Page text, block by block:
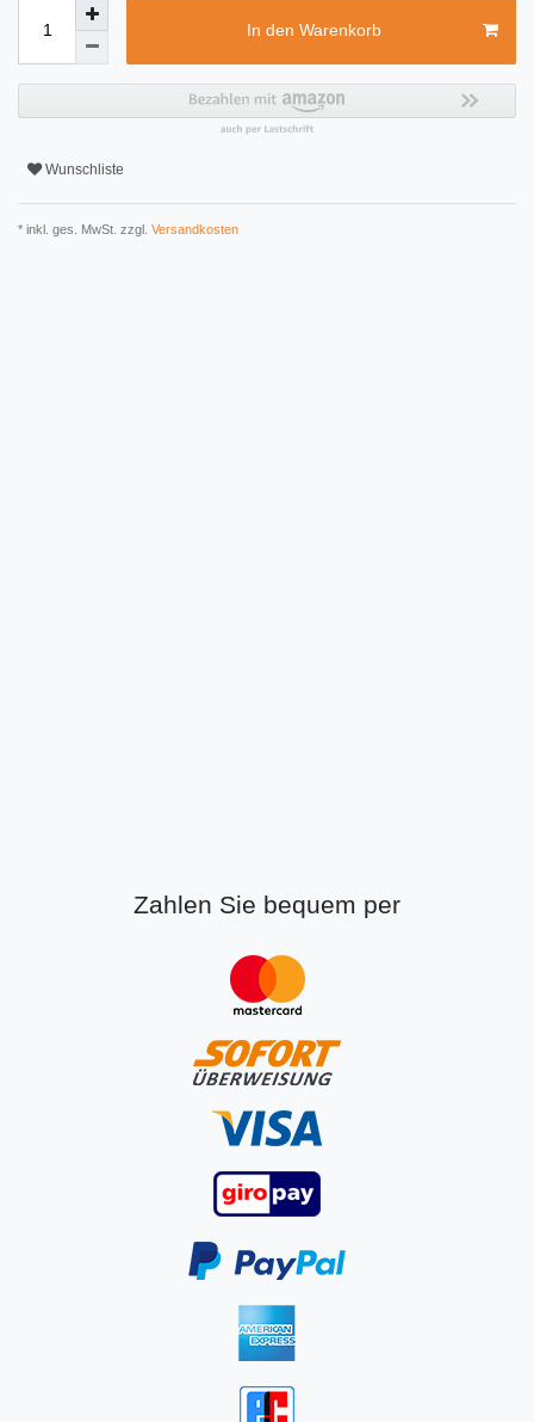
In den Warenkorb
Wunschliste
* inkl. ges. MwSt. zzgl. Versandkosten
Zahlen Sie bequem per